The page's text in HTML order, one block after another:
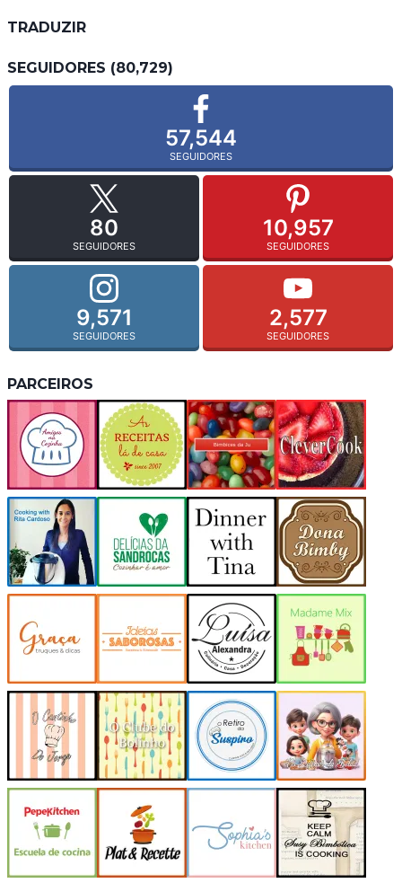
TRADUZIR
SEGUIDORES (80,729)
57,544
SEGUIDORES
80
SEGUIDORES
10,957
SEGUIDORES
9,571
SEGUIDORES
2,577
SEGUIDORES
PARCEIROS